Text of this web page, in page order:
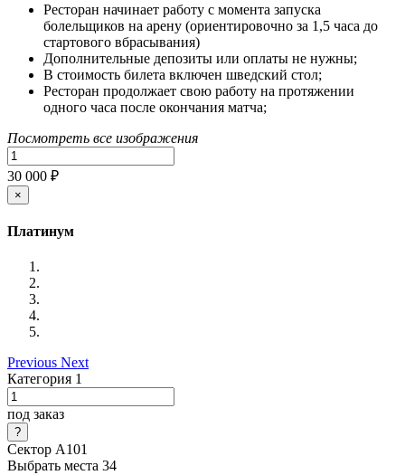
Ресторан начинает работу с момента запуска
болельщиков на арену (ориентировочно за 1,5 часа до
стартового вбрасывания)
Дополнительные депозиты или оплаты не нужны;
В стоимость билета включен шведский стол;
Ресторан продолжает свою работу на протяжении
одного часа после окончания матча;
Посмотреть все изображения
30 000 ₽
×
Платинум
Previous Next
Категория 1
под заказ
Сектор А101
Выбрать места 34